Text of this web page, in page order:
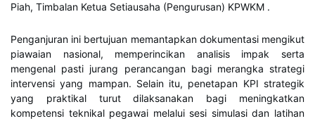
Piah, Timbalan Ketua Setiausaha (Pengurusan) KPWKM .
Penganjuran ini bertujuan memantapkan dokumentasi mengikut
piawaian nasional, memperincikan analisis impak serta
mengenal pasti jurang perancangan bagi merangka strategi
intervensi yang mampan. Selain itu, penetapan KPI strategik
yang praktikal turut dilaksanakan bagi meningkatkan
kompetensi teknikal pegawai melalui sesi simulasi dan latihan